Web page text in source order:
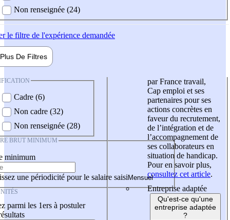
Non renseignée (24)
le filtre de l'expérience demandée
Plus De Filtres
Cadre (6)
Non cadre (32)
Non renseignée (28)
BRUT MINIMUM
minimum
une périodicité pour le salaire saisi
parmi les 1ers à postuler
par France travail,
Cap emploi et ses
partenaires pour ses
actions concrètes en
faveur du recrutement,
de l’intégration et de
l’accompagnement de
ses collaborateurs en
situation de handicap.
Pour en savoir plus,
consultez cet article.
Entreprise adaptée
Qu'est-ce qu'une
entreprise adaptée
?